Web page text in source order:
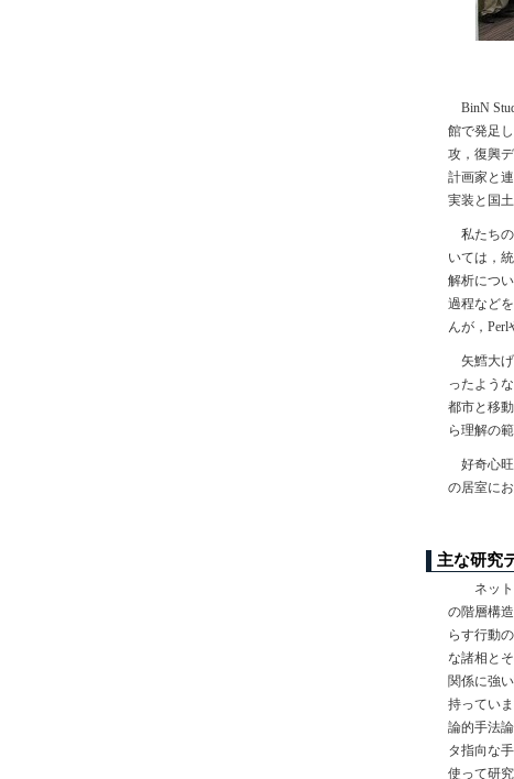
BinN
館で発足
攻，復興
計画家と
実装と国
私たち
いては，
解析につ
過程など
んが，
矢鱈大
ったよう
都市と移
ら理解の
好奇心
の居室に
主な研究
ネット
の階層構
らす行動
な諸相と
関係に強
持ってい
論的手法
タ指向な
使って研